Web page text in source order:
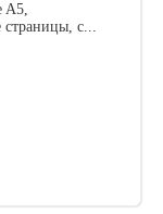
A5,
страницы, с...